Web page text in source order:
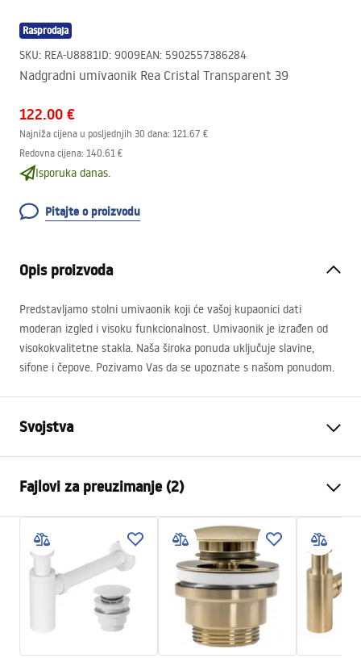
Rasprodaja
SKU: REA-U8881ID: 9009EAN: 5902557386284
Nadgradni umivaonik Rea Cristal Transparent 39
122.00 €
Najniža cijena u posljednjih 30 dana: 121.67 €
Redovna cijena: 140.61 €
Isporuka danas.
Pitajte o proizvodu
Opis proizvoda
Predstavljamo stolni umivaonik koji će vašoj kupaonici dati
moderan izgled i visoku funkcionalnost. Umivaonik je izrađen od
visokokvalitetne stakla. Naša široka ponuda uključuje slavine,
sifone i čepove. Pozivamo Vas da se upoznate s našom ponudom.
Svojstva
Materijal
Boja
Prozirno
Završetak
Sjajni
Duljina
390mm
390mm
115mm
95mm
Fajlovi za preuzimanje (2)
Montažne upute
Basin.pdf
Garantni uslovi
Warranty_Terms_and_Conditions_Basins_-_5.pdf